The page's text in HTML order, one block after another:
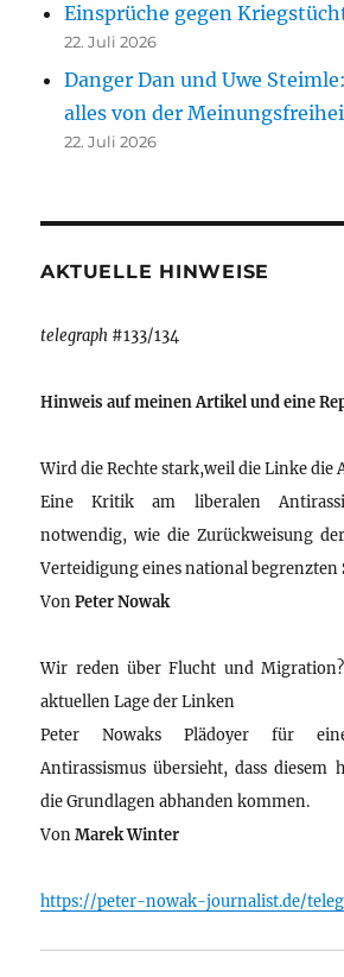
Einsprüche gegen
22. Juli 2026
Danger Dan und Uwe
alles von der
22. Juli 2026
AKTUELLE HINWEISE
telegraph #133/134
Hinweis auf meinen Artikel und eine
Wird die Rechte stark,weil die Linke die
Eine Kritik am liberalen
notwendig, wie die Zurückweisung
Verteidigung eines national begrenzten
VonPeter Nowak
Wir reden über Flucht und
aktuellen Lage der Linken
Peter Nowaks Plädoyer für
Antirassismus übersieht, dass
die Grundlagen abhanden kommen.
VonMarek Winter
https://peter-nowak-journalist.de/